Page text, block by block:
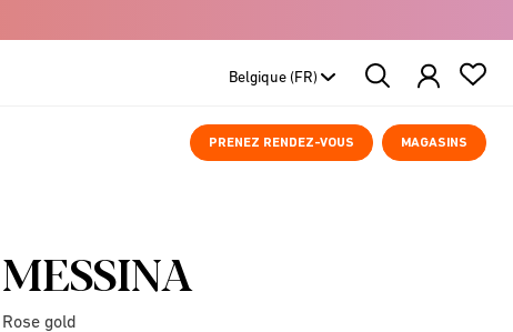
Search
Products
PRENEZ RENDEZ-VOUS MAGASINS
MESSINA
Rose gold